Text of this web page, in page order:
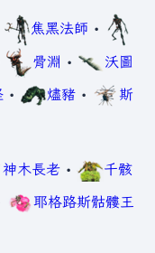
焦黑法師 •
骨淵 •
沃圖
• 燼豬 • 斯
神木長老 • 千骸
耶格路斯骷髏王